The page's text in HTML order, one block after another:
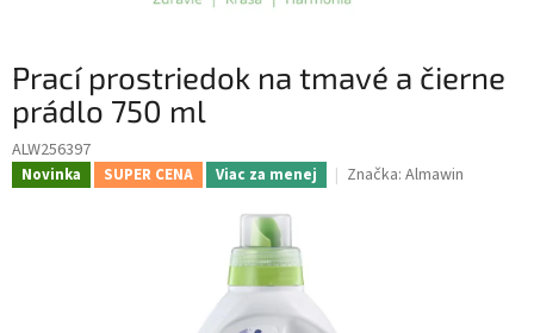
Prací prostriedok na tmavé a čierne
prádlo 750 ml
ALW256397
Novinka SUPER CENA Viac za menej Značka: Almawin